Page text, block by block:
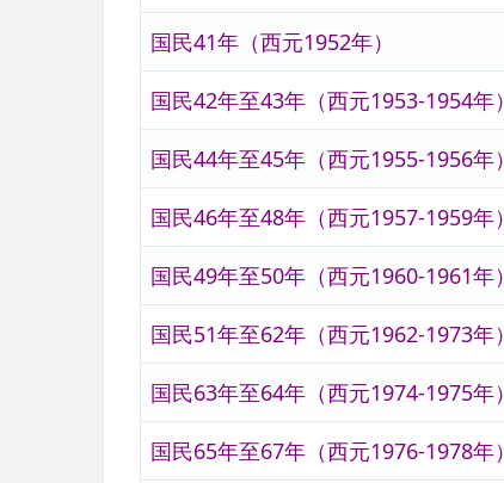
国民41年（西元1952年）
国民42年至43年（西元1953-1954年）
国民44年至45年（西元1955-1956年）
国民46年至48年（西元1957-1959年）
国民49年至50年（西元1960-1961年）
国民51年至62年（西元1962-1973年）
国民63年至64年（西元1974-1975年）
国民65年至67年（西元1976-1978年）